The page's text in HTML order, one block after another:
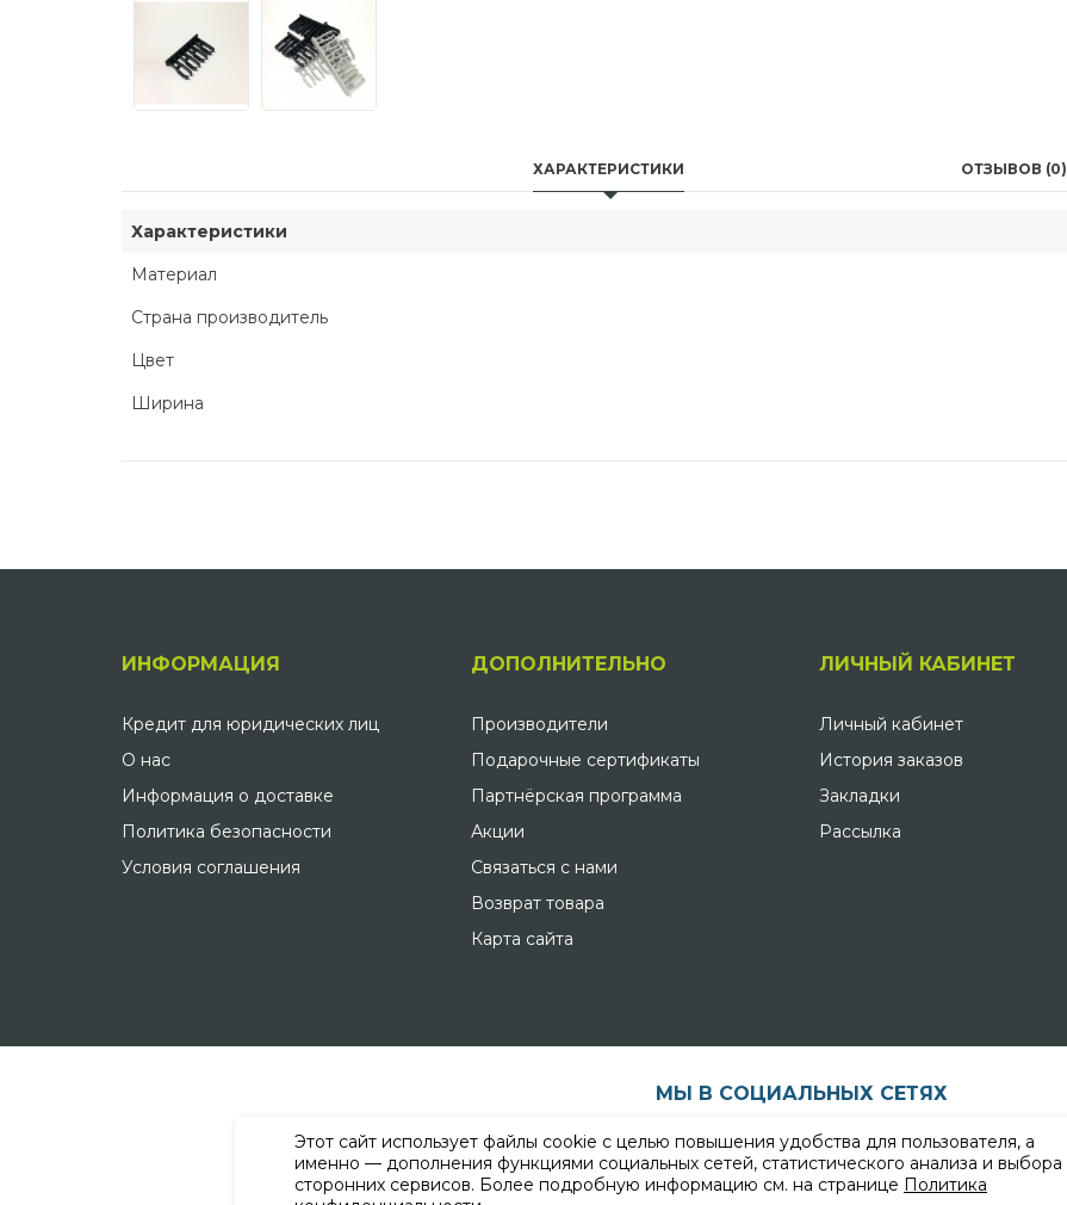
ХАРАКТЕРИСТИКИ ОТЗЫВОВ (0)
Характеристики
Материал
Страна производитель
Цвет
Ширинa
ИНФОРМАЦИЯ
Кредит для юридических лиц
О нас
Информация о доставке
Политика безопасности
Условия соглашения
ДОПОЛНИТЕЛЬНО
Производители
Подарочные сертификаты
Партнёрская программа
Акции
Связаться с нами
Возврат товара
Карта сайта
ЛИЧНЫЙ КАБИНЕТ
Личный кабинет
История заказов
Закладки
Рассылка
МЫ В СОЦИАЛЬНЫХ СЕТЯХ
Этот сайт использует файлы cookie с целью повышения удобства для пользователя, а
именно — дополнения функциями социальных сетей, статистического анализа и выбора
сторонних сервисов. Более подробную информацию см. на странице Политика